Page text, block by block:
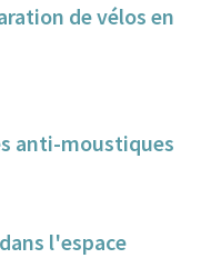
de vélos en
anti-moustiques
l'espace